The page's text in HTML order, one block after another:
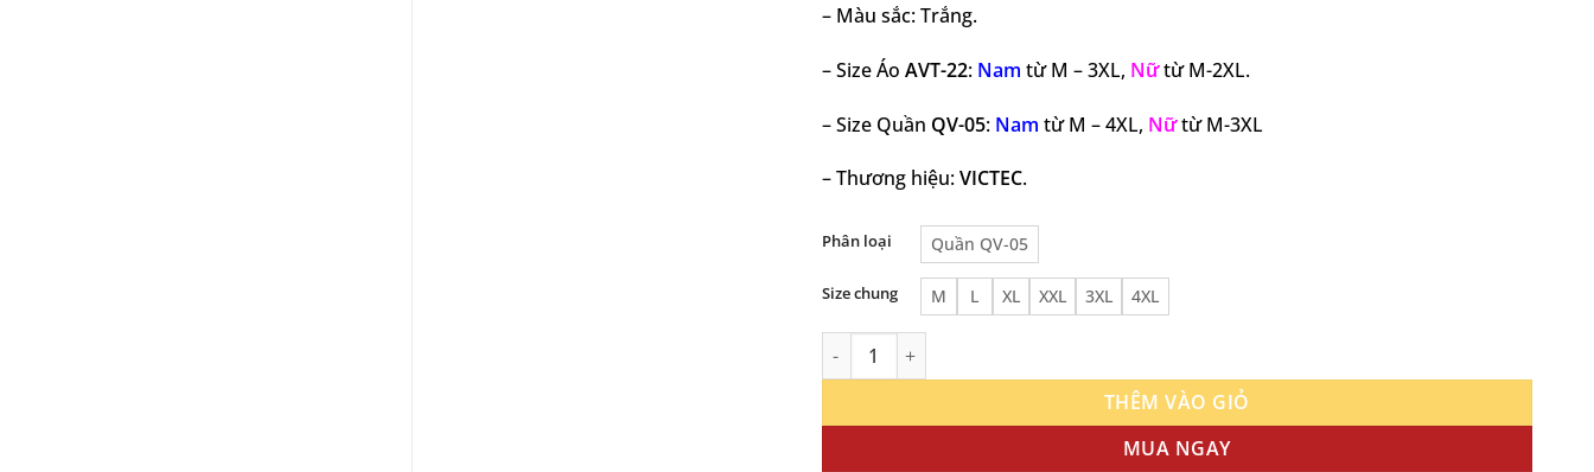
– Màu sắc: Trắng.
– Size Áo AVT-22: Nam từ M – 3XL, Nữtừ M-2XL.
– Size Quần QV-05: Nam từ M – 4XL, Nữtừ M-3XL
– Thương hiệu:VICTEC.
Phân loại Quần QV-05
Size chung M L XL XXL 3XL 4XL
Set Quần Áo Pickleball Nam Nữ VICTEC AVT-22 Chính Hãng Màu Trắng 2025 số lượng
THÊM VÀO GIỎ
MUA NGAY